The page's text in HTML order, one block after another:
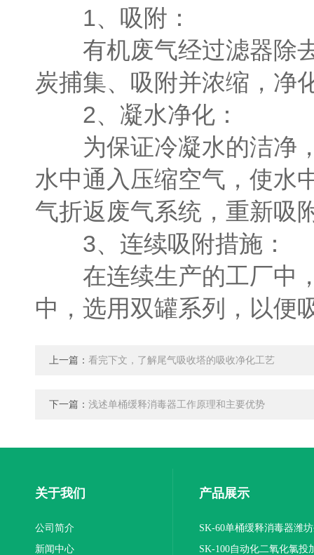
1、吸附：
有机废气经过滤器除去
炭捕集、吸附并浓缩，净
2、凝水净化：
为保证冷凝水的洁净，
水中通入压缩空气，使水
气折返废气系统，重新吸
3、连续吸附措施：
在连续生产的工厂中，
中，选用双罐系列，以便
上一篇： 看完下文，了解尾气吸收塔的吸收净化工艺
下一篇： 浅述单桶缓释消毒器工作原理和主要优势
关于我们
公司简介
新闻中心
产品展示
SK-60单桶缓释消毒器潍
SK-100自动化二氧化氯投